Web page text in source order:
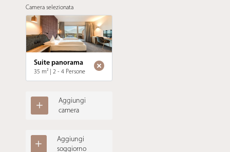
Camera selezionata
Suite panorama
35 m² | 2 - 4 Persone
Aggiungi
camera
Aggiungi
soggiorno